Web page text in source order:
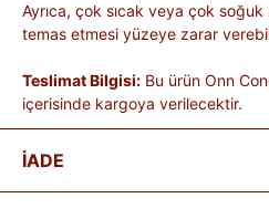
Ayrıca, çok sıcak veya çok
temas etmesi yüzeye zarar
Teslimat Bilgisi: Bu ürün Onn
içerisinde kargoya verilecektir.
İADE